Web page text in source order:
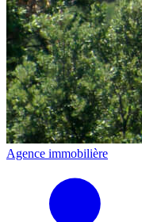
Agence immobilière